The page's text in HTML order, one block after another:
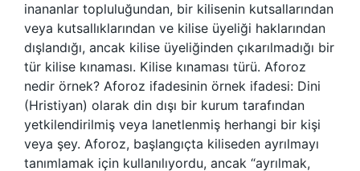
inananlar topluluğundan, bir kilisenin kutsallarından
veya kutsallıklarından ve kilise üyeliği haklarından
dışlandığı, ancak kilise üyeliğinden çıkarılmadığı bir
tür kilise kınaması. Kilise kınaması türü. Aforoz
nedir örnek? Aforoz ifadesinin örnek ifadesi: Dini
(Hristiyan) olarak din dışı bir kurum tarafından
yetkilendirilmiş veya lanetlenmiş herhangi bir kişi
veya şey. Aforoz, başlangıçta kiliseden ayrılmayı
tanımlamak için kullanılıyordu, ancak “ayrılmak,